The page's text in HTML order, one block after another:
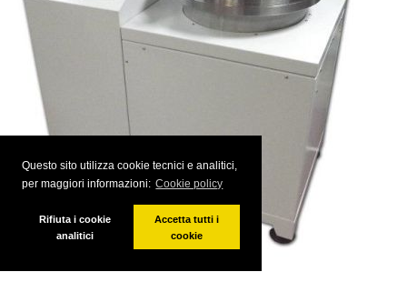
Questo sito utilizza cookie tecnici e analitici,
per maggiori informazioni: Cookie policy
Rifiuta i cookie
analitici
Accetta tutti i
cookie